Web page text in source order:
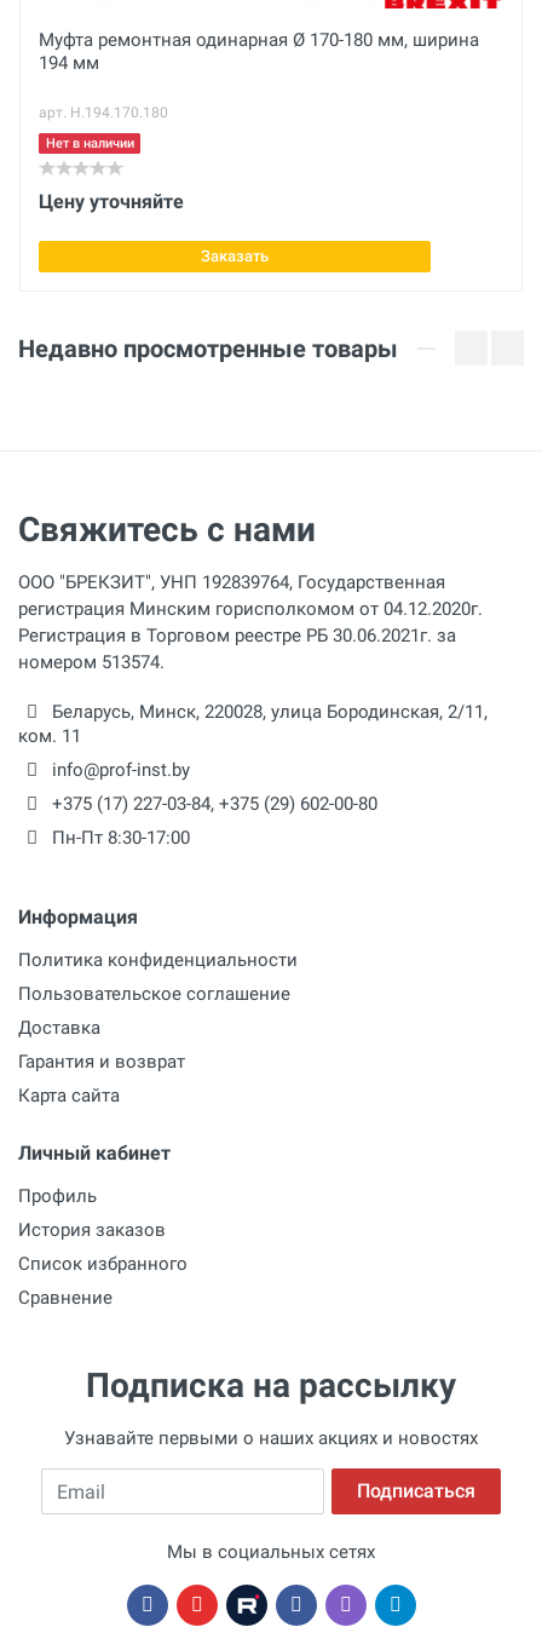
Муфта ремонтная одинарная Ø 170-180 мм, ширина
194 мм
арт. Н.194.170.180
Нет в наличии
Цену уточняйте
Заказать
Недавно просмотренные товары
Свяжитесь с нами
ООО "БРЕКЗИТ", УНП 192839764, Государственная
регистрация Минским горисполкомом от 04.12.2020г.
Регистрация в Торговом реестре РБ 30.06.2021г. за
номером 513574.
Беларусь, Минск, 220028, улица Бородинская, 2/11,
ком. 11
info@prof-inst.by
+375 (17) 227-03-84, +375 (29) 602-00-80
Пн-Пт 8:30-17:00
Информация
Политика конфиденциальности
Пользовательское соглашение
Доставка
Гарантия и возврат
Карта сайта
Личный кабинет
Профиль
История заказов
Список избранного
Сравнение
Подписка на рассылку
Узнавайте первыми о наших акциях и новостях
Email Подписаться
Мы в социальных сетях